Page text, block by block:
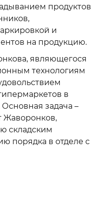
продуктов
и
на продукцию.
являющегося
технологиям
в
задача –
Жаворонков,
складским
порядка в отделе с